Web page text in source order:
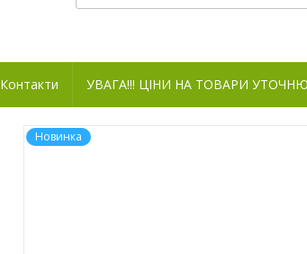
Контакти УВАГА!!! ЦІНИ НА ТОВАРИ
Новинка